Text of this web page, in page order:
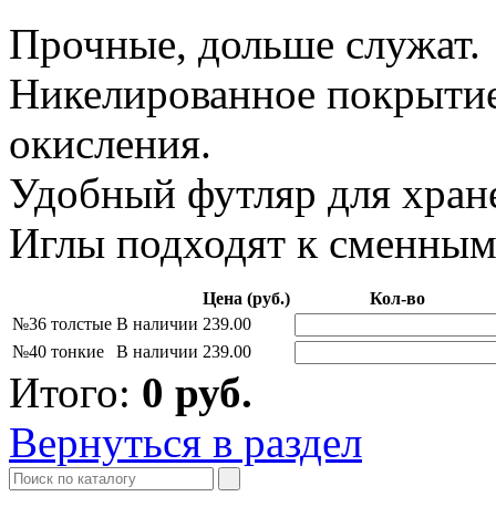
Прочные, дольше служат.
Никелированное
окисления.
Удобный футляр для
Иглы подходят к
Цена (руб.)
Кол-во
№36 толстые В наличии 239.00
№40 тонкие
В наличии 239.00
Итого: 0 руб.
Вернуться в раздел